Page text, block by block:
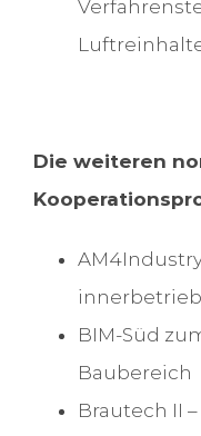
Die weiteren
BIM-Süd
Baubereich
Brautech II